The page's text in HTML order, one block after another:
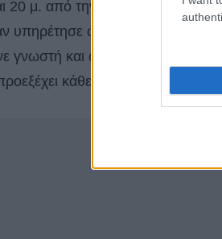
20 μ. από την επιφάνεια της
υπηρέτησε ως φυσικό σκηνικό
γνωστή και ως «νησί του
κάθετα από το